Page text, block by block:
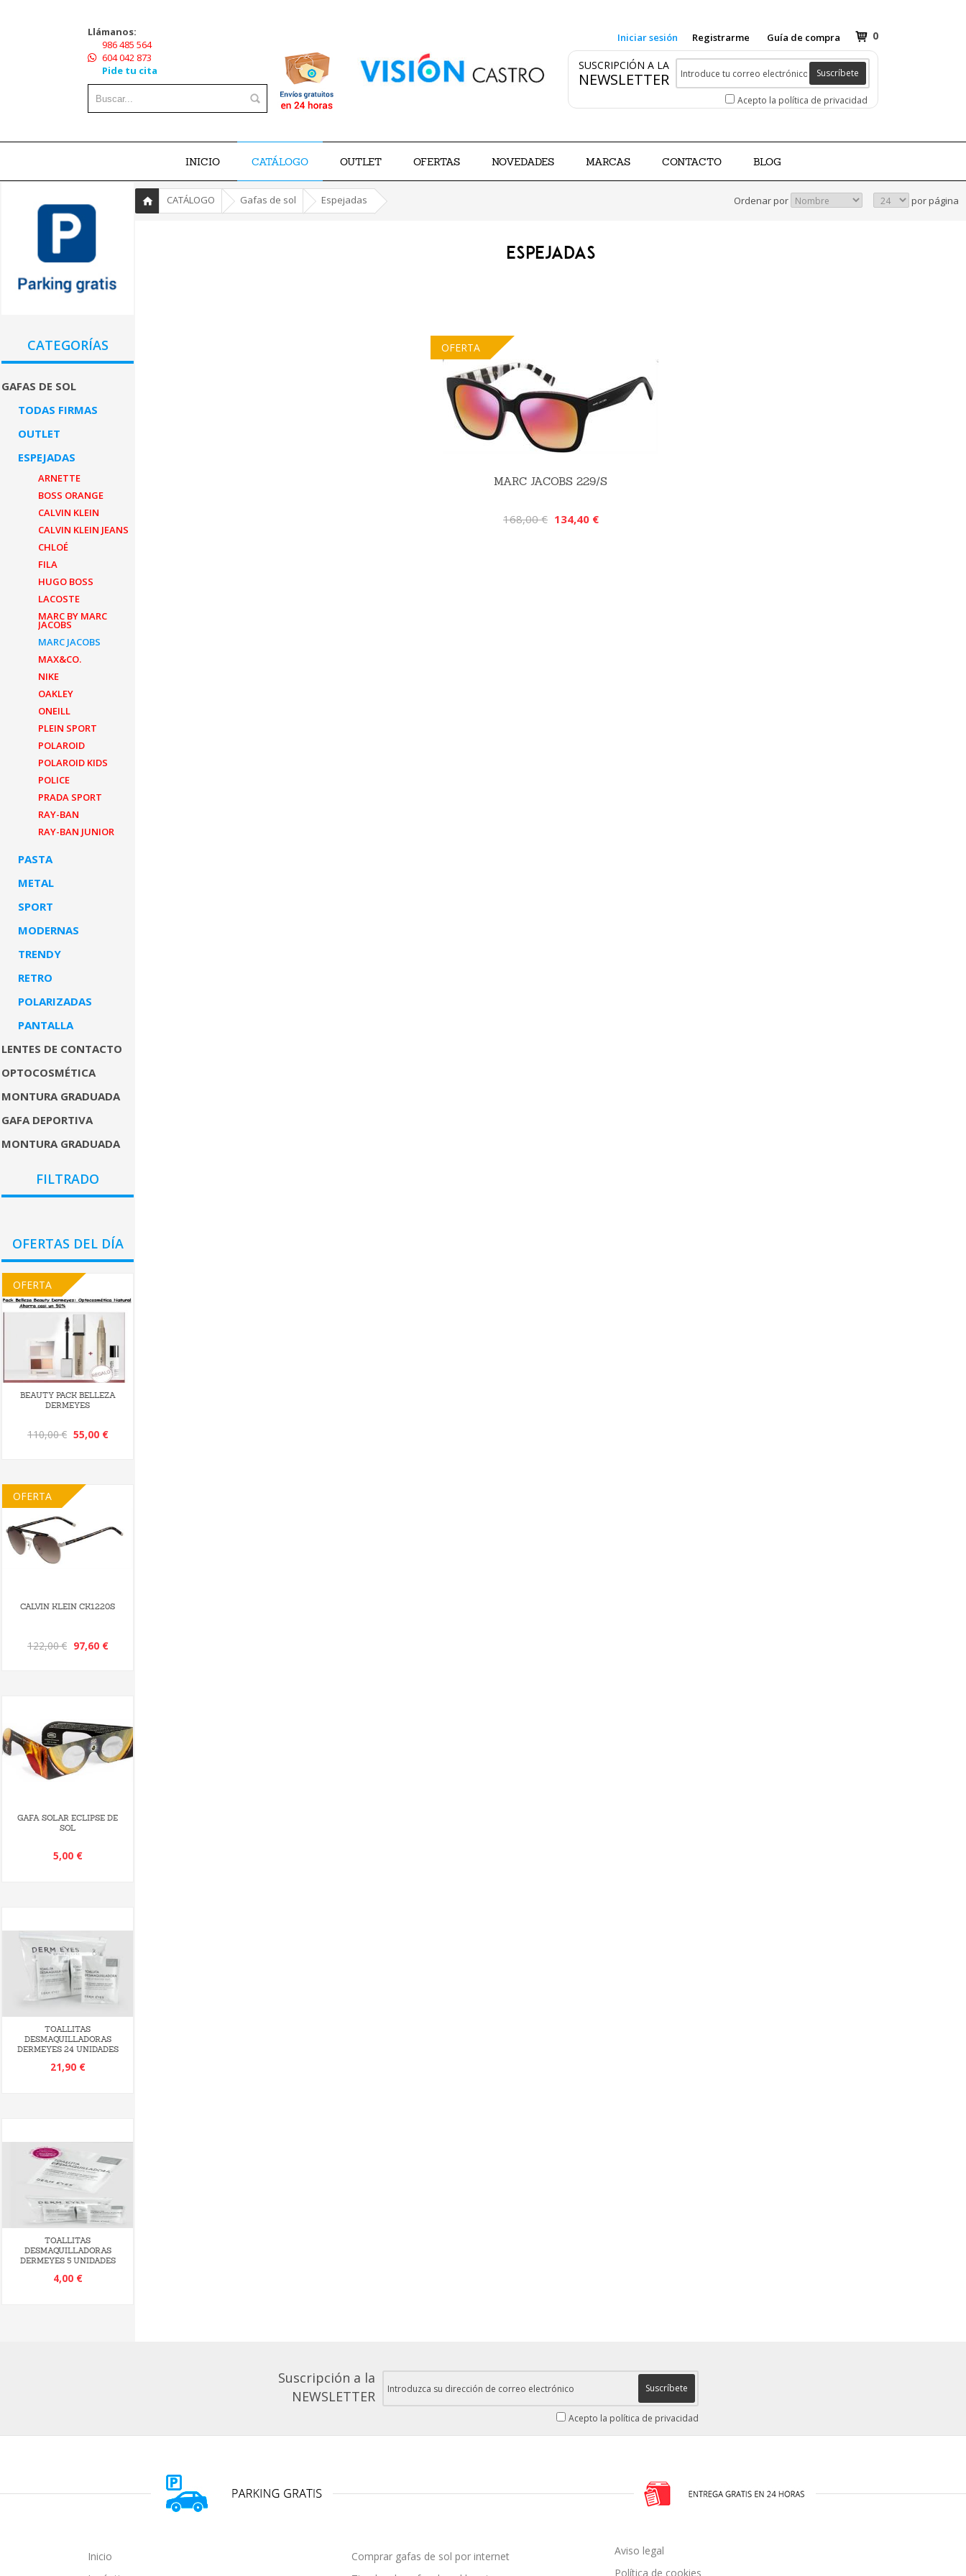
Llámanos:
986 485 564
604 042 873
Pide tu cita
0
Iniciar sesión Registrarme Guía de compra
SUSCRIPCIÓN A LA
NEWSLETTER Suscríbete
Acepto la política de privacidad
INICIO CATÁLOGO OUTLET OFERTAS NOVEDADES MARCAS CONTACTO BLOG
CATEGORÍAS
GAFAS DE SOL
TODAS FIRMAS
OUTLET
ESPEJADAS
ARNETTE
BOSS ORANGE
CALVIN KLEIN
CALVIN KLEIN JEANS
CHLOÉ
FILA
HUGO BOSS
LACOSTE
MARC BY MARC
JACOBS
MARC JACOBS
MAX&CO.
NIKE
OAKLEY
ONEILL
PLEIN SPORT
POLAROID
POLAROID KIDS
POLICE
PRADA SPORT
RAY-BAN
RAY-BAN JUNIOR
PASTA
METAL
SPORT
MODERNAS
TRENDY
RETRO
POLARIZADAS
PANTALLA
LENTES DE CONTACTO
OPTOCOSMÉTICA
MONTURA GRADUADA
GAFA DEPORTIVA
MONTURA GRADUADA
FILTRADO
OFERTAS DEL DÍA
OFERTA
BEAUTY PACK BELLEZA
DERMEYES
110,00 € 55,00 €
OFERTA
CALVIN KLEIN CK1220S
122,00 € 97,60 €
GAFA SOLAR ECLIPSE DE
SOL
5,00 €
TOALLITAS
DESMAQUILLADORAS
DERMEYES 24 UNIDADES
21,90 €
TOALLITAS
DESMAQUILLADORAS
DERMEYES 5 UNIDADES
4,00 €
Ordenar por por página
»CATÁLOGO Gafas de sol Espejadas
ESPEJADAS
OFERTA
MARC JACOBS 229/S
168,00 € 134,40 €
Suscripción a la
NEWSLETTER
Suscríbete
Acepto la política de privacidad
Inicio
Comprar gafas de sol por internet
Aviso legal
Política de cookies